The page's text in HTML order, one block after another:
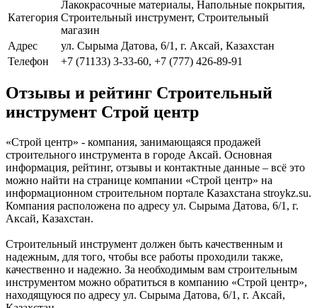
Категория
Лакокрасочные материалы, Напольные покрытия,
Строительный инструмент, Строительный
магазин
Адрес
ул. Сырыма Датова, 6/1, г. Аксай, Казахстан
Телефон
+7 (71133) 3-33-60, +7 (777) 426-89-91
Отзывы и рейтинг Строительный
инструмент Строй центр
«Строй центр» - компания, занимающаяся продажей
строительного инструмента в городе Аксай. Основная
информация, рейтинг, отзывы и контактные данные – всё это
можно найти на странице компании «Строй центр» на
информационном строительном портале Казахстана stroykz.su.
Компания расположена по адресу ул. Сырыма Датова, 6/1, г.
Аксай, Казахстан.
Строительный инструмент должен быть качественным и
надежным, для того, чтобы все работы проходили также,
качественно и надежно. За необходимым вам строительным
инструментом можно обратиться в компанию «Строй центр»,
находящуюся по адресу ул. Сырыма Датова, 6/1, г. Аксай,